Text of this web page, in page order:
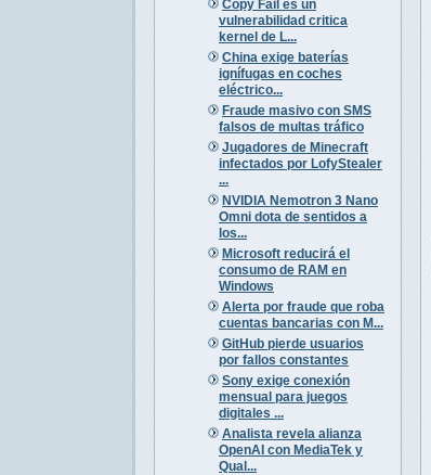
Copy Fail es un
vulnerabilidad critica
kernel de L...
China exige baterías
ignífugas en coches
eléctrico...
Fraude masivo con SMS
falsos de multas tráfico
Jugadores de Minecraft
infectados por LofyStealer
...
NVIDIA Nemotron 3 Nano
Omni dota de sentidos a
los...
Microsoft reducirá el
consumo de RAM en
Windows
Alerta por fraude que roba
cuentas bancarias con M...
GitHub pierde usuarios
por fallos constantes
Sony exige conexión
mensual para juegos
digitales ...
Analista revela alianza
OpenAI con MediaTek y
Qual...